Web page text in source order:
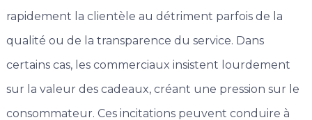
rapidement la clientèle au détriment parfois de la
qualité ou de la transparence du service. Dans
certains cas, les commerciaux insistent lourdement
sur la valeur des cadeaux, créant une pression sur le
consommateur. Ces incitations peuvent conduire à